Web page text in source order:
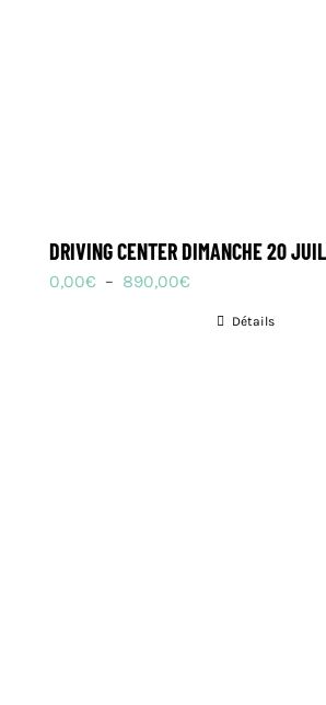
DRIVING CENTER DIMANCHE 20
0,00€ – 890,00€
Détails